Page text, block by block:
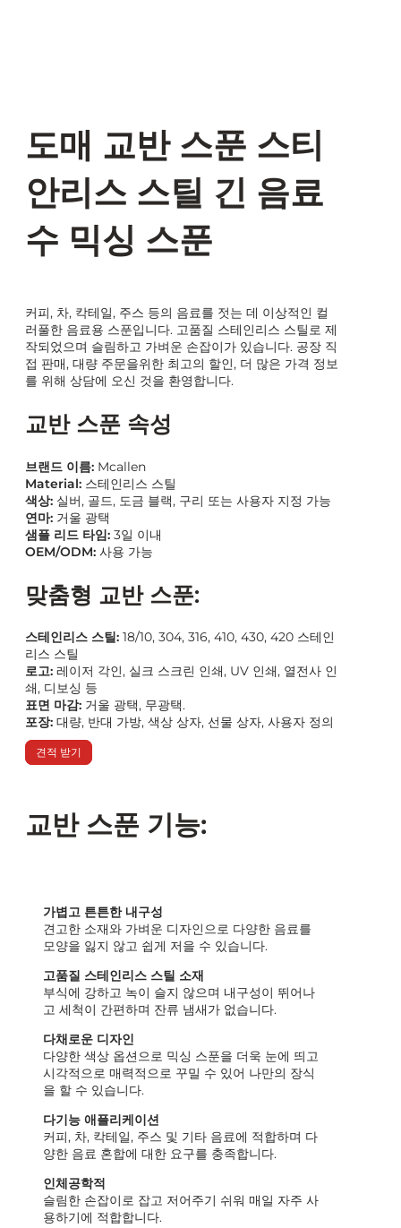
도매 교반 스푼 스티
안리스 스틸 긴 음료
수 믹싱 스푼
커피, 차, 칵테일, 주스 등의 음료를 젓는 데 이상적인 컬
러풀한 음료용 스푼입니다. 고품질 스테인리스 스틸로 제
작되었으며 슬림하고 가벼운 손잡이가 있습니다. 공장 직
접 판매, 대량 주문을위한 최고의 할인, 더 많은 가격 정보
를 위해 상담에 오신 것을 환영합니다.
교반 스푼 속성
브랜드 이름: Mcallen
Material: 스테인리스 스틸
색상: 실버, 골드, 도금 블랙, 구리 또는 사용자 지정 가능
연마: 거울 광택
샘플 리드 타임: 3일 이내
OEM/ODM: 사용 가능
맞춤형 교반 스푼:
스테인리스 스틸: 18/10, 304, 316, 410, 430, 420 스테인
리스 스틸
로고: 레이저 각인, 실크 스크린 인쇄, UV 인쇄, 열전사 인
쇄, 디보싱 등
표면 마감: 거울 광택, 무광택.
포장: 대량, 반대 가방, 색상 상자, 선물 상자, 사용자 정의
견적 받기
교반 스푼 기능:
가볍고 튼튼한 내구성
견고한 소재와 가벼운 디자인으로 다양한 음료를
모양을 잃지 않고 쉽게 저을 수 있습니다.
고품질 스테인리스 스틸 소재
부식에 강하고 녹이 슬지 않으며 내구성이 뛰어나
고 세척이 간편하며 잔류 냄새가 없습니다.
다채로운 디자인
다양한 색상 옵션으로 믹싱 스푼을 더욱 눈에 띄고
시각적으로 매력적으로 꾸밀 수 있어 나만의 장식
을 할 수 있습니다.
다기능 애플리케이션
커피, 차, 칵테일, 주스 및 기타 음료에 적합하며 다
양한 음료 혼합에 대한 요구를 충족합니다.
인체공학적
슬림한 손잡이로 잡고 저어주기 쉬워 매일 자주 사
용하기에 적합합니다.